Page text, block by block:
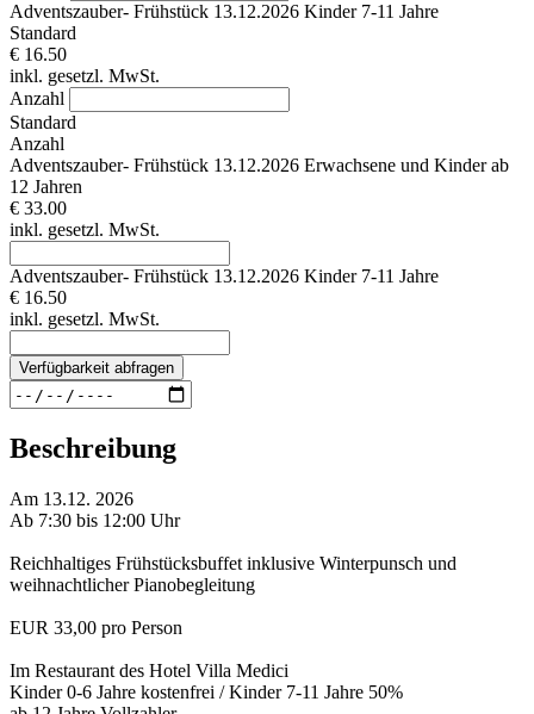
Adventszauber- Frühstück 13.12.2026 Kinder 7-11 Jahre
Standard
€ 16.50
inkl. gesetzl. MwSt.
Anzahl
Standard
Anzahl
Adventszauber- Frühstück 13.12.2026 Erwachsene und Kinder ab
12 Jahren
€ 33.00
inkl. gesetzl. MwSt.
Adventszauber- Frühstück 13.12.2026 Kinder 7-11 Jahre
€ 16.50
inkl. gesetzl. MwSt.
Verfügbarkeit abfragen
Beschreibung
Am 13.12. 2026
Ab 7:30 bis 12:00 Uhr
Reichhaltiges Frühstücksbuffet inklusive Winterpunsch und
weihnachtlicher Pianobegleitung
EUR 33,00 pro Person
Im Restaurant des Hotel Villa Medici
Kinder 0-6 Jahre kostenfrei / Kinder 7-11 Jahre 50%